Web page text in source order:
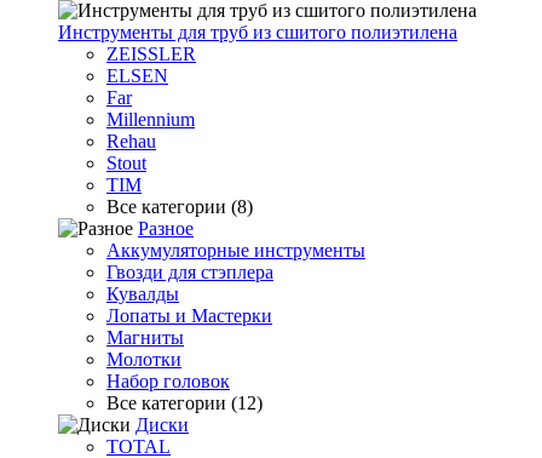
Инструменты для труб из сшитого полиэтилена
ZEISSLER
ELSEN
Far
Millennium
Rehau
Stout
TIM
Все категории (8)
Разное
Аккумуляторные инструменты
Гвозди для стэплера
Кувалды
Лопаты и Мастерки
Магниты
Молотки
Набор головок
Все категории (12)
Диски
TOTAL